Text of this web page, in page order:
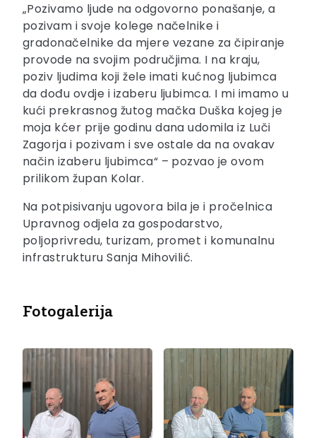
„Pozivamo ljude na odgovorno ponašanje, a
pozivam i svoje kolege načelnike i
gradonačelnike da mjere vezane za čipiranje
provode na svojim područjima. I na kraju,
poziv ljudima koji žele imati kućnog ljubimca
da dođu ovdje i izaberu ljubimca. I mi imamo u
kući prekrasnog žutog mačka Duška kojeg je
moja kćer prije godinu dana udomila iz Luči
Zagorja i pozivam i sve ostale da na ovakav
način izaberu ljubimca“ – pozvao je ovom
prilikom župan Kolar.
Na potpisivanju ugovora bila je i pročelnica
Upravnog odjela za gospodarstvo,
poljoprivredu, turizam, promet i komunalnu
infrastrukturu Sanja Mihovilić.
Fotogalerija